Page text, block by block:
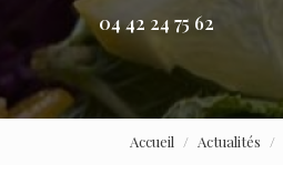
04 42 24 75 62
Accueil Actualités